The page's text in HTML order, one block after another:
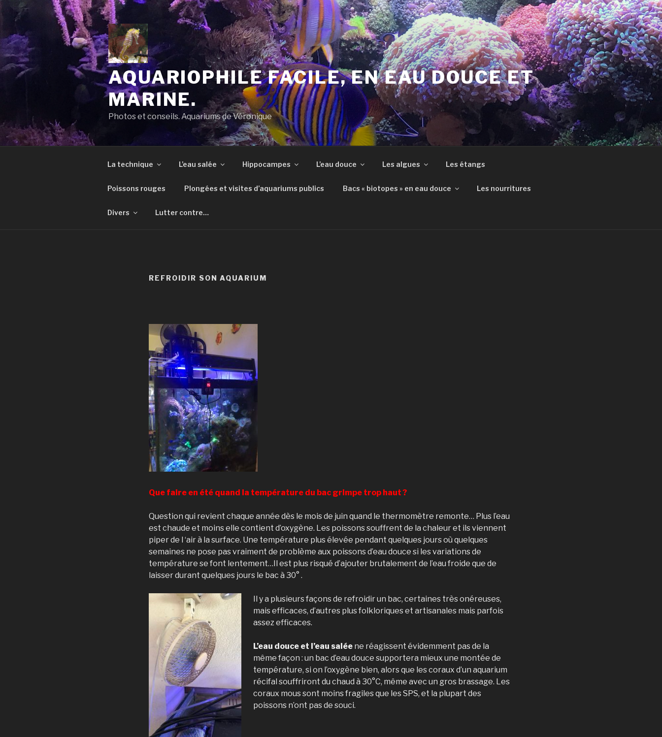
contenu
principal
AQUARIOPHILE FACILE, EN EAU DOUCE ET
MARINE.
Photos et conseils. Aquariums de Véronique
La technique L’eau salée Hippocampes L’eau douce Les algues Les étangs
Poissons rouges Plongées et visites d’aquariums publics Bacs « biotopes » en eau douce Les nourritures
Divers Lutter contre…
REFROIDIR SON AQUARIUM
Que faire en été quand la température du bac grimpe trop haut ?
Question qui revient chaque année dès le mois de juin quand le thermomètre remonte… Plus l’eau
est chaude et moins elle contient d’oxygène. Les poissons souffrent de la chaleur et ils viennent
piper de l ‘air à la surface. Une température plus élevée pendant quelques jours où quelques
semaines ne pose pas vraiment de problème aux poissons d’eau douce si les variations de
température se font lentement…Il est plus risqué d’ajouter brutalement de l’eau froide que de
laisser durant quelques jours le bac à 30° .
Il y a plusieurs façons de refroidir un bac, certaines très onéreuses,
mais efficaces, d’autres plus folkloriques et artisanales mais parfois
assez efficaces.
L’eau douce et l’eau salée ne réagissent évidemment pas de la
même façon : un bac d’eau douce supportera mieux une montée de
température, si on l’oxygène bien, alors que les coraux d’un aquarium
récifal souffriront du chaud à 30°C, même avec un gros brassage. Les
coraux mous sont moins fragiles que les SPS, et la plupart des
poissons n’ont pas de souci.